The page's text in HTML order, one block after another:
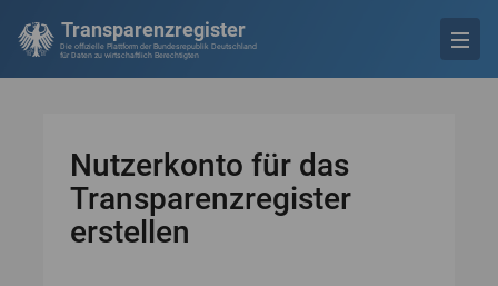
Transparenzregister
Die offizielle Plattform der Bundesrepublik Deutschland
für Daten zu wirtschaftlich Berechtigten
Nutzerkonto für das
Transparenzregister
erstellen